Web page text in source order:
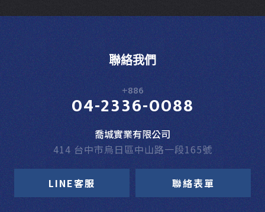
聯絡我們
+886
04-2336-0088
喬城實業有限公司
414 台中市烏日區中山路一段165號
LINE客服 聯絡表單